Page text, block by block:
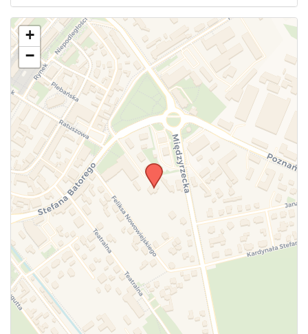
Użyj tego formularza aby przesłać informację o
zmianach w powyższym mityngu.
WYŚLIJ
+
−